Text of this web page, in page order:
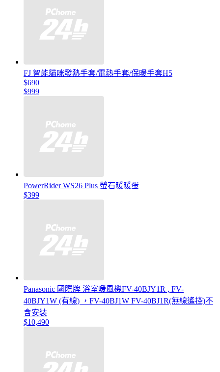
FJ 智能貓咪發熱手套/電熱手套/保暖手套H5
$690
$999
PowerRider WS26 Plus 螢石暖暖蛋
$399
Panasonic 國際牌 浴室暖風機FV-40BJY1R , FV-
40BJY1W (有線) ，FV-40BJ1W FV-40BJ1R(無線遙控)不
含安裝
$10,490